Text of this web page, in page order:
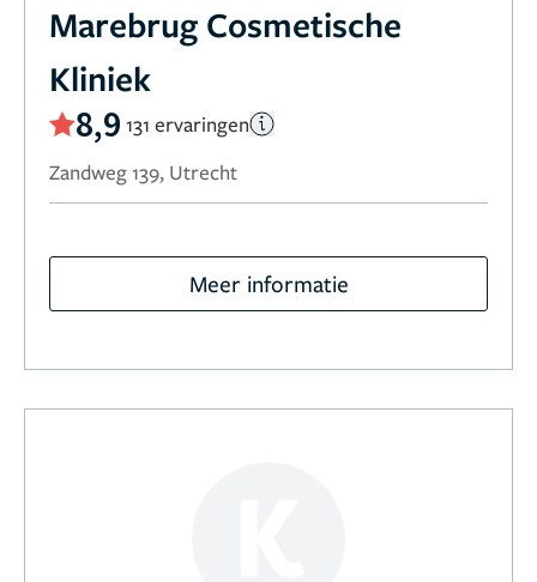
Marebrug Cosmetische
Kliniek
8,9 131 ervaringen
Zandweg 139, Utrecht
Meer informatie